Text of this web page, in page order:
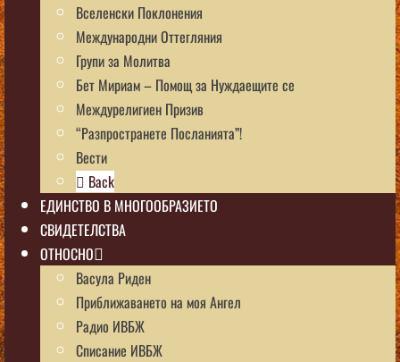
Вселенски Поклонения
Международни Оттегляния
Групи за Молитва
Бет Мириам – Помощ за Нуждаещите се
Междурелигиен Призив
“Разпространете Посланията”!
Вести
Back
ЕДИНСТВО В МНОГООБРАЗИЕТО
СВИДЕТЕЛСТВА
ОТНОСНО
Васула Риден
Приближаването на моя Ангел
Радио ИВБЖ
Списание ИВБЖ